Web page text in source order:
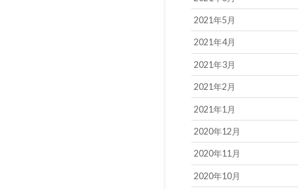
2021年5月
2021年4月
2021年3月
2021年2月
2021年1月
2020年12月
2020年11月
2020年10月